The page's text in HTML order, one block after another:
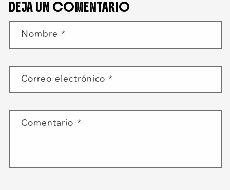
DEJA UN COMENTARIO
Nombre*
Correo electrónico*
Comentario *